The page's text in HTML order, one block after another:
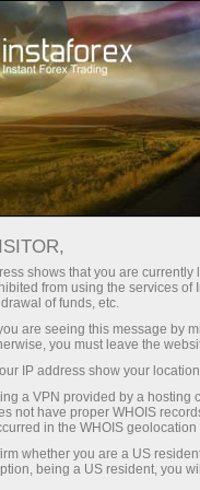
InstaForex के
लीवरेज, मार्केट
कमीशन, और
फायदेमंद शर्तें।
छोटे
हर डिपॉजिट पर
30% बोनस
ट्रेडिंग में
और हाईवे पर गति
shows that you are
from using the services
of funds, etc.
are seeing this message by
you must leave the
IP address show your
a VPN provided by a hosting
not have proper WHOIS
in the WHOIS
whether you are a US
being a US resident, you